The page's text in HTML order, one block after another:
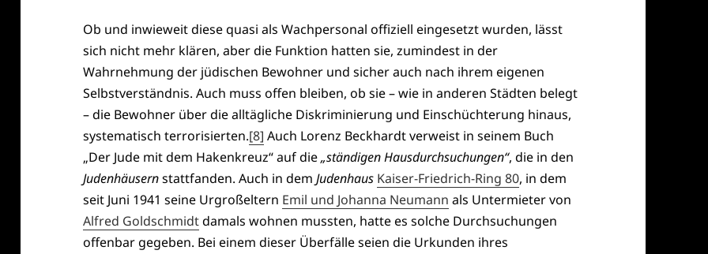
Ob und inwieweit diese quasi als Wachpersonal offiziell eingesetzt wurden, lässt
sich nicht mehr klären, aber die Funktion hatten sie, zumindest in der
Wahrnehmung der jüdischen Bewohner und sicher auch nach ihrem eigenen
Selbstverständnis. Auch muss offen bleiben, ob sie – wie in anderen Städten belegt
– die Bewohner über die alltägliche Diskriminierung und Einschüchterung hinaus,
systematisch terrorisierten.[8] Auch Lorenz Beckhardt verweist in seinem Buch
„Der Jude mit dem Hakenkreuz“ auf die„ständigen Hausdurchsuchungen“, die in den
Judenhäusernstattfanden. Auch in demJudenhaus Kaiser-Friedrich-Ring 80, in dem
seit Juni 1941 seine Urgroßeltern Emil und Johanna Neumann als Untermieter von
Alfred Goldschmidtdamals wohnen mussten, hatte es solche Durchsuchungen
offenbar gegeben. Bei einem dieser Überfälle seien die Urkunden ihres